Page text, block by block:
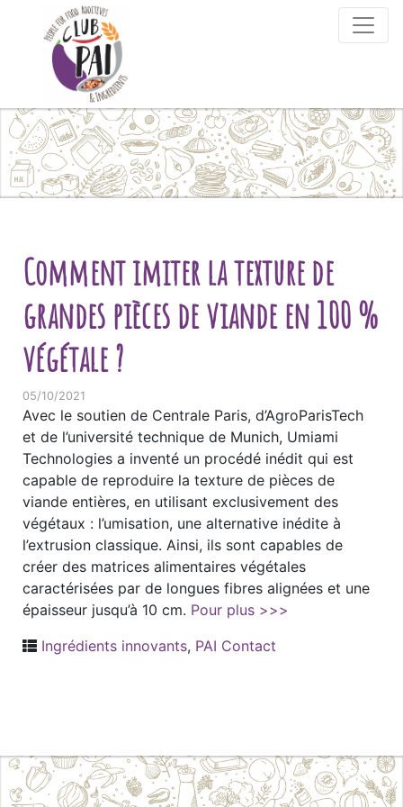
Skip to content
Comment imiter la texture de
grandes pièces de viande en 100 %
végétale ?
05/10/2021
Avec le soutien de Centrale Paris, d’AgroParisTech
et de l’université technique de Munich, Umiami
Technologies a inventé un procédé inédit qui est
capable de reproduire la texture de pièces de
viande entières, en utilisant exclusivement des
végétaux : l’umisation, une alternative inédite à
l’extrusion classique. Ainsi, ils sont capables de
créer des matrices alimentaires végétales
caractérisées par de longues fibres alignées et une
épaisseur jusqu’à 10 cm. Pour plus >>>
Ingrédients innovants, PAI Contact